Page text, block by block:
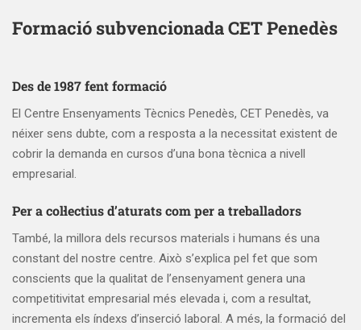
Formació subvencionada CET Penedès
Des de 1987 fent formació
El Centre Ensenyaments Tècnics Penedès, CET Penedès, va
néixer sens dubte, com a resposta a la necessitat existent de
cobrir la demanda en cursos d’una bona tècnica a nivell
empresarial.
Per a col·lectius d’aturats com per a treballadors
També, la millora dels recursos materials i humans és una
constant del nostre centre. Això s’explica pel fet que som
conscients que la qualitat de l’ensenyament genera una
competitivitat empresarial més elevada i, com a resultat,
incrementa els índexs d’inserció laboral. A més, la formació del